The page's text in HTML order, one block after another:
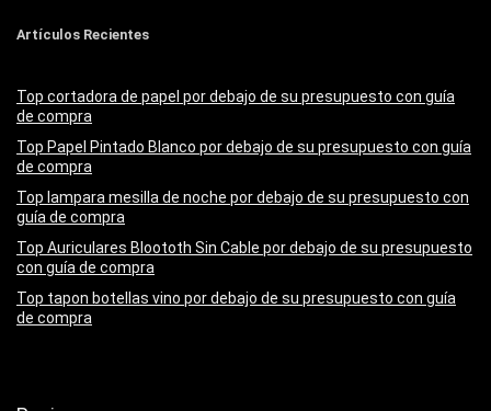
Artículos Recientes
Top cortadora de papel por debajo de su presupuesto con guía
de compra
Top Papel Pintado Blanco por debajo de su presupuesto con guía
de compra
Top lampara mesilla de noche por debajo de su presupuesto con
guía de compra
Top Auriculares Bloototh Sin Cable por debajo de su presupuesto
con guía de compra
Top tapon botellas vino por debajo de su presupuesto con guía
de compra